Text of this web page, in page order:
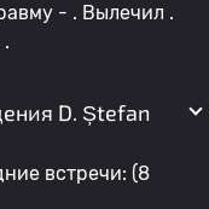
- . Вылечил .
D. Ștefan
встречи: (8